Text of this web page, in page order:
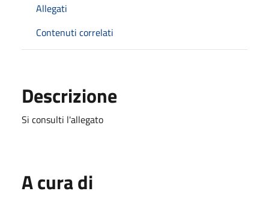
Allegati
Contenuti correlati
Descrizione
Si consulti l'allegato
A cura di